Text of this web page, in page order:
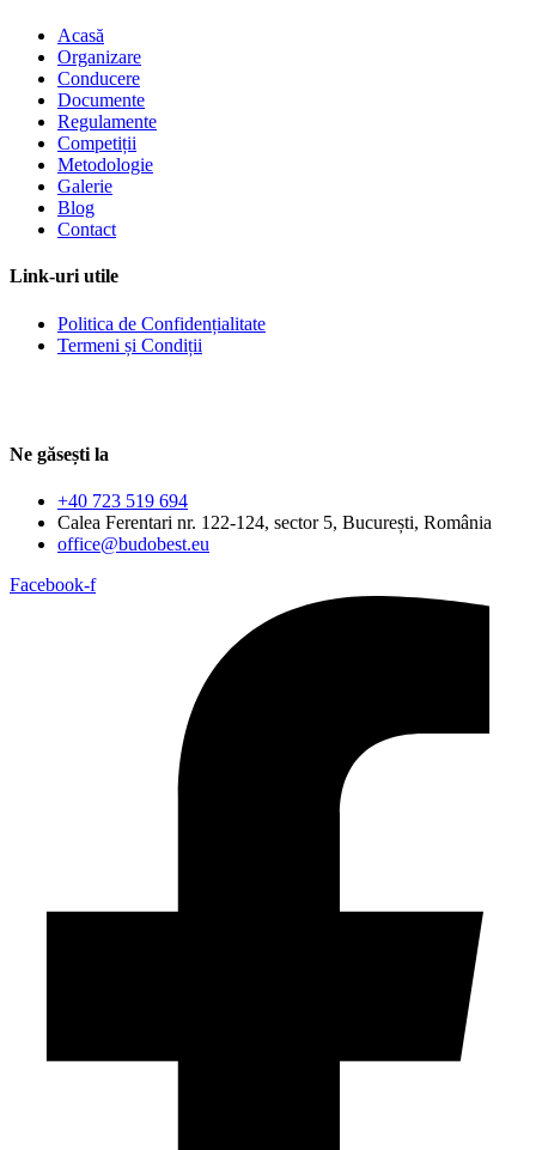
Acasă
Organizare
Conducere
Documente
Regulamente
Competiții
Metodologie
Galerie
Blog
Contact
Link-uri utile
Politica de Confidențialitate
Termeni și Condiții
Ne găsești la
+40 723 519 694
Calea Ferentari nr. 122-124, sector 5, București, România
office@budobest.eu
Facebook-f